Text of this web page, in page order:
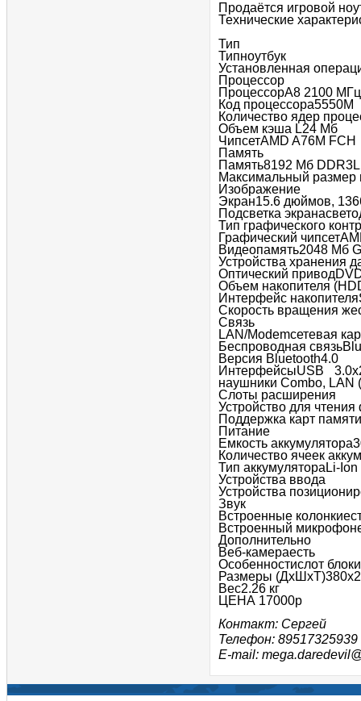
Продаётся игровой
Технические
Тип
Типноутбук
Установленная
Процессор
ПроцессорA8 2100 МГц
Код процессора5550M
Количество ядер
Объем кэша L24 Мб
ЧипсетAMD A76M FCH
Память
Память8192 Мб
Максимальный
Изображение
Экран15.6 дюймов,
Подсветка
Тип графического
Графический
Видеопамять2048 Мб
Устройства хранения
Оптический
Объем накопителя
Интерфейс
Скорость вращения
Связь
LAN/Modemсетевая
Беспроводная
Версия Bluetooth4.0
ИнтерфейсыUSB
наушники Combo, LAN
Слоты расширения
Устройство для
Поддержка карт
Питание
Емкость
Количество ячеек
Тип аккумулятораLi-Ion
Устройства ввода
Устройства
Звук
Встроенные
Встроенный
Дополнительно
Веб-камераесть
Особенностислот
Размеры
Вес2.26 кг
ЦЕНА 17000р
Контакт: Сергей
Телефон: 89517325939
E-mail: